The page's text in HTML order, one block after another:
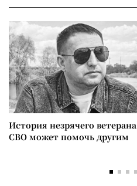
История незрячего ветерана
СВО может помочь другим